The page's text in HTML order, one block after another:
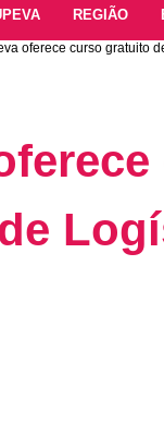
REGIÃO
oferece curso gratuito